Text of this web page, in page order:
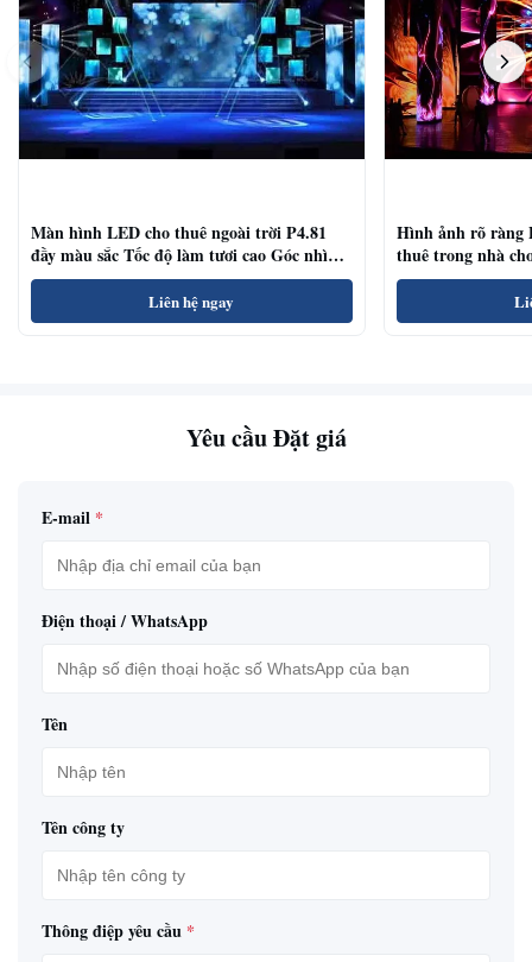
Màn hình LED cho thuê ngoài trời P4.81
đầy màu sắc Tốc độ làm tươi cao Góc nhìn
rộng
Liên hệ ngay
Hình ảnh rõ ràng
thuê trong nhà
hội thảo
Yêu cầu Đặt giá
E-mail *
Điện thoại / WhatsApp
Tên
Tên công ty
Thông điệp yêu cầu *